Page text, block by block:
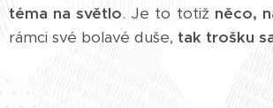
téma na světlo. Je to totiž něco,
rámci své bolavé duše, tak trošku